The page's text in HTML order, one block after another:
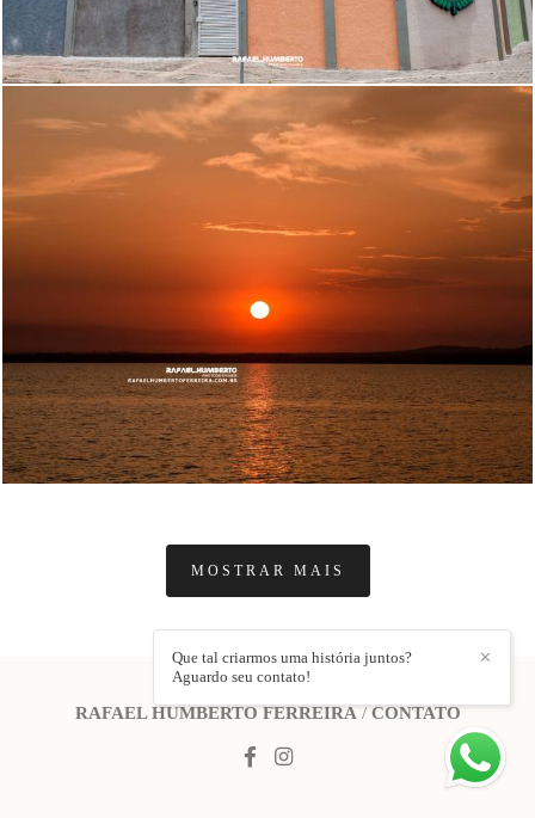
1599 3
MOSTRAR MAIS
RAFAEL HUMBERTO FERREIRA/ CONTATO
✕
Que tal criarmos uma história juntos?
Aguardo seu contato!